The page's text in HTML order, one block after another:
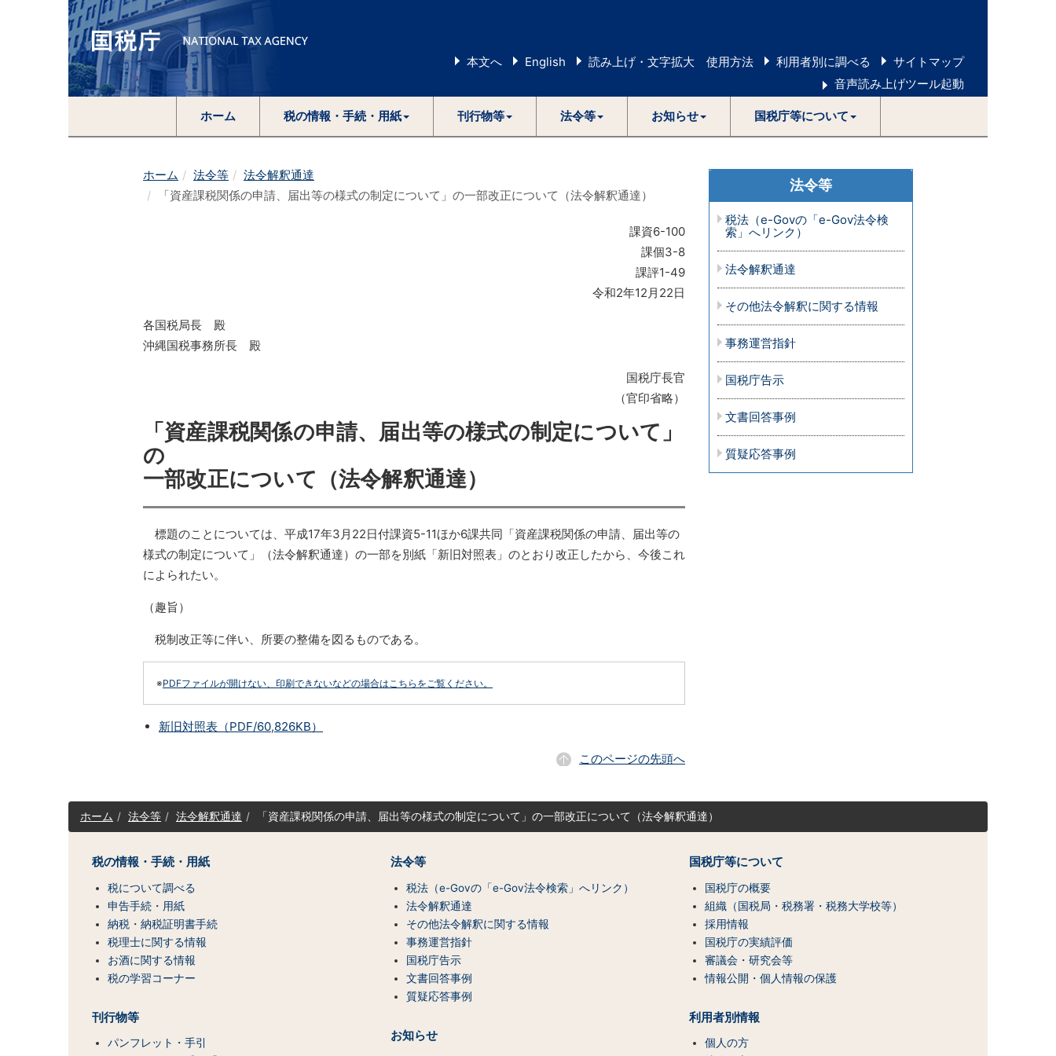
本文へ English 読み上げ・文字拡大 使用方法 利用者別に調べる
サイトマップ
音声読み上げツール起動
ホーム 税の情報・手続・用紙 刊行物等 法令等 お知らせ 国税庁等について
ホーム 法令等
法令解釈通達
「資産課税関係の申請、届出等の様式の制定について」の一部改正について（法令解釈通達）
課資6-100
課個3-8
課評1-49
令和2年12月22日
各国税局長 殿
沖縄国税事務所長 殿
国税庁長官
（官印省略）
「資産課税関係の申請、届出等の様式の制定について」
の
一部改正について（法令解釈通達）
標題のことについては、平成17年3月22日付課資5-11ほか6課共同「資産課税関係の申請、届出等の
様式の制定について」（法令解釈通達）の一部を別紙「新旧対照表」のとおり改正したから、今後これ
によられたい。
（趣旨）
税制改正等に伴い、所要の整備を図るものである。
※PDFファイルが開けない、印刷できないなどの場合はこちらをご覧ください。
新旧対照表（PDF/60,826KB）
このページの先頭へ
法令等
税法（e-Govの「e-Gov法令検
索」へリンク）
法令解釈通達
その他法令解釈に関する情報
事務運営指針
国税庁告示
文書回答事例
質疑応答事例
サ
イ
（コ
ホーム 法令等 法令解釈通達 「資産課税関係の申請、届出等の様式の制定について」の一部改正について（法令解釈通達）
税の情報・手続・用紙
税について調べる
申告手続・用紙
納税・納税証明書手続
税理士に関する情報
お酒に関する情報
税の学習コーナー
刊行物等
パンフレット・手引
法令等
税法（e-Govの「e-Gov法令検索」へリンク）
法令解釈通達
その他法令解釈に関する情報
事務運営指針
国税庁告示
文書回答事例
質疑応答事例
お知らせ
国税庁等について
国税庁の概要
組織（国税局・税務署・税務大学校等）
採用情報
国税庁の実績評価
審議会・研究会等
情報公開・個人情報の保護
利用者別情報
個人の方